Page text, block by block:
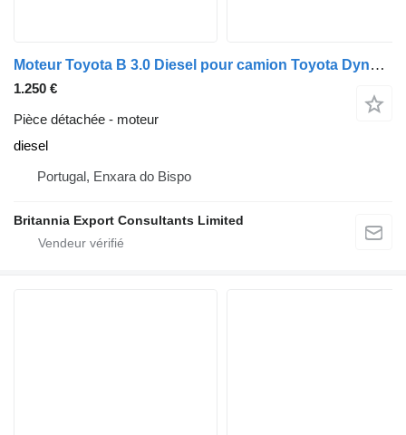
Moteur Toyota B 3.0 Diesel pour camion Toyota Dyna & Land Cruiser BJ40
1.250 €
Pièce détachée - moteur
diesel
Portugal, Enxara do Bispo
Britannia Export Consultants Limited